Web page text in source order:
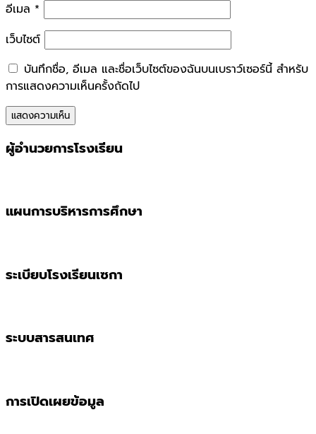
อีเมล *
เว็บไซต์
บันทึกชื่อ, อีเมล และชื่อเว็บไซต์ของฉันบนเบราว์เซอร์นี้ สำหรับ
การแสดงความเห็นครั้งถัดไป
ผู้อำนวยการโรงเรียน
แผนการบริหารการศึกษา
ระเบียบโรงเรียนเซกา
ระบบสารสนเทศ
การเปิดเผยข้อมูล